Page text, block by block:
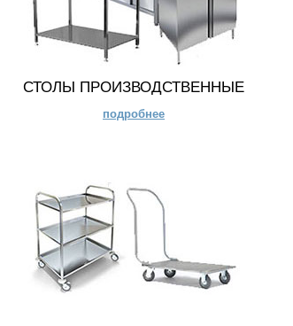
СТОЛЫ ПРОИЗВОДСТВЕННЫЕ
подробнее